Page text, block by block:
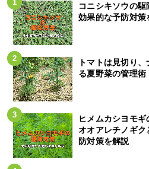
コニシキソウの
効果的な予防対策
トマトは見切り
る夏野菜の管理術
ヒメムカシヨモギ
オオアレチノギ
防対策を解説